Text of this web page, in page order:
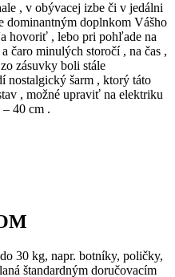
, v obývacej izbe či v jedálni
dominantným doplnkom Vášho
hovoriť , lebo pri pohľade na
čaro minulých storočí , na čas ,
zásuvky boli stále
nostalgický šarm , ktorý táto
, možné upraviť na elektriku
40 cm .
30 kg, napr. botníky, poličky,
štandardným doručovacím